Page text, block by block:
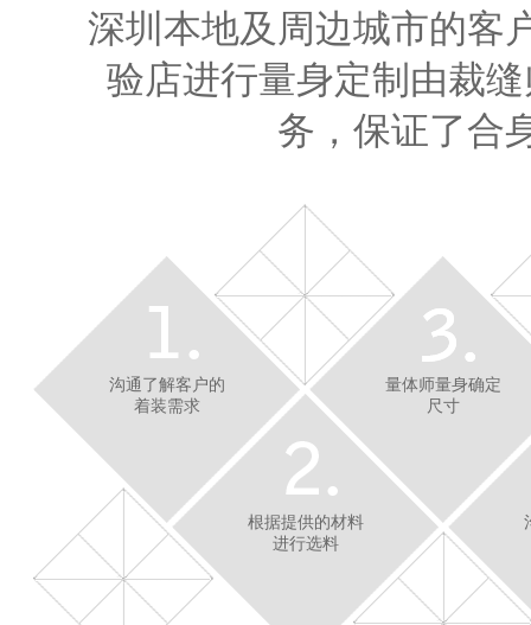
深圳本地及周边城市的客
验店进行量身定制由裁
务，保证了合
沟通了解客户的
着装需求
根据提供的材料
进行选料
量体师量身确定
尺寸